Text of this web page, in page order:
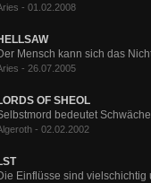
- 01.02.2008
Mensch kann sich das
- 26.07.2005
OF SHEOL
bedeutet
- 02.02.2002
Einflüsse sind vielschichtig